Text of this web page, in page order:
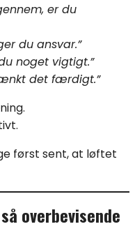
er du
du ansvar.”
noget vigtigt.”
det færdigt.”
først sent, at løftet
overbevisende